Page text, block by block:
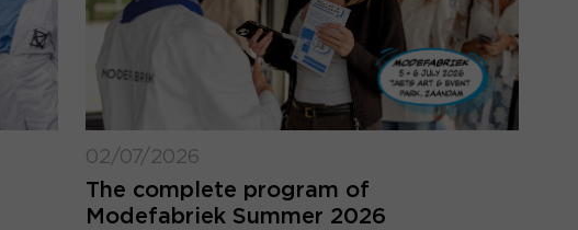
02/07/2026
The complete program of
Modefabriek Summer 2026